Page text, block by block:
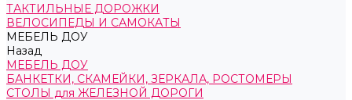
ТАКТИЛЬНЫЕ ДОРОЖКИ
ВЕЛОСИПЕДЫ И САМОКАТЫ
МЕБЕЛЬ ДОУ
Назад
МЕБЕЛЬ ДОУ
БАНКЕТКИ, СКАМЕЙКИ, ЗЕРКАЛА, РОСТОМЕРЫ
СТОЛЫ для ЖЕЛЕЗНОЙ ДОРОГИ